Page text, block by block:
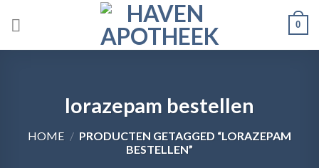
0
lorazepam bestellen
HOME / PRODUCTEN GETAGGED “LORAZEPAM
BESTELLEN”